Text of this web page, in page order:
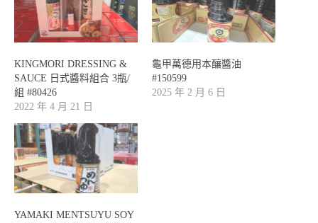
KINGMORI DRESSING &
SAUCE 日式醬料組合 3瓶/
組 #80426
2022 年 4 月 21 日
龜甲萬德用本釀醬油
#150599
2025 年 2 月 6 日
YAMAKI MENTSUYU SOY